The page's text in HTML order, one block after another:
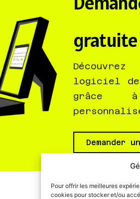
Pour offrir les meilleures
cookies pour stocker et/ou
gratuite
logiciel
grâce à
Demander